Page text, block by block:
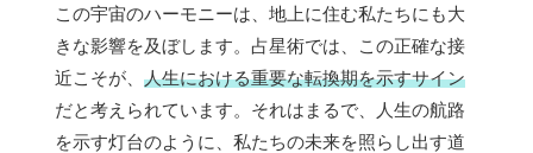
この宇宙のハーモニーは、地上に住む私たちにも大
きな影響を及ぼします。占星術では、この正確な接
近こそが、 人生における重要な転換期を示すサイン
だと考えられています。それはまるで、人生の航路
を示す灯台のように、私たちの未来を照らし出す道